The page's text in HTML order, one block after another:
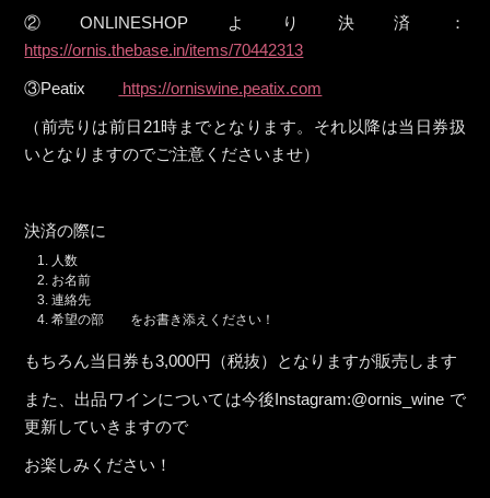
②ONLINESHOPより決済：
https://ornis.thebase.in/items/70442313
③Peatix https://orniswine.peatix.com
（前売りは前日21時までとなります。それ以降は当日券扱
いとなりますのでご注意くださいませ）
決済の際に
人数
お名前
連絡先
希望の部 をお書き添えください！
もちろん当日券も3,000円（税抜）となりますが販売します
また、出品ワインについては今後Instagram:@ornis_wine で
更新していきますので
お楽しみください！